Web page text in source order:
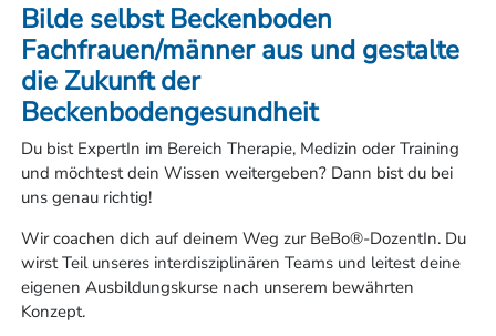
Bilde selbst Beckenboden
Fachfrauen/männer aus und gestalte
die Zukunft der
Beckenbodengesundheit
Du bist ExpertIn im Bereich Therapie, Medizin oder Training
und möchtest dein Wissen weitergeben? Dann bist du bei
uns genau richtig!
Wir coachen dich auf deinem Weg zur BeBo®-DozentIn. Du
wirst Teil unseres interdisziplinären Teams und leitest deine
eigenen Ausbildungskurse nach unserem bewährten
Konzept.